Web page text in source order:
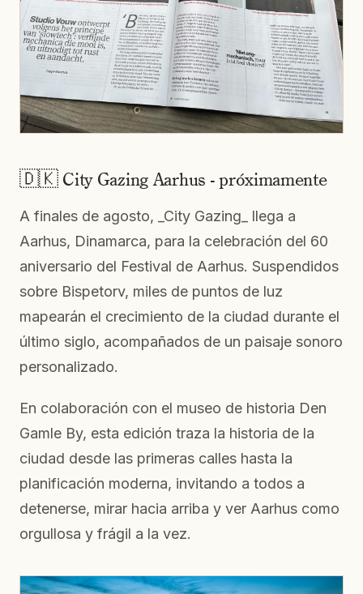
🇩🇰 City Gazing Aarhus - próximamente
A finales de agosto, _City Gazing_ llega a
Aarhus, Dinamarca, para la celebración del 60
aniversario del Festival de Aarhus. Suspendidos
sobre Bispetorv, miles de puntos de luz
mapearán el crecimiento de la ciudad durante el
último siglo, acompañados de un paisaje sonoro
personalizado.
En colaboración con el museo de historia Den
Gamle By, esta edición traza la historia de la
ciudad desde las primeras calles hasta la
planificación moderna, invitando a todos a
detenerse, mirar hacia arriba y ver Aarhus como
orgullosa y frágil a la vez.